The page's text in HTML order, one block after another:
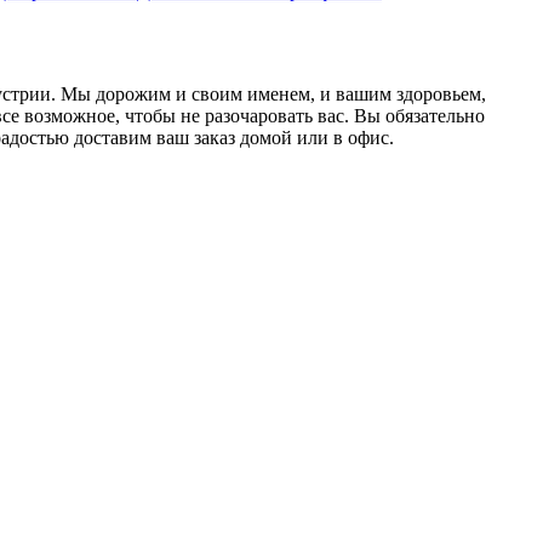
Мы дорожим и своим именем, и вашим здоровьем,
возможное, чтобы не разочаровать вас. Вы обязательно
доставим ваш заказ домой или в офис.